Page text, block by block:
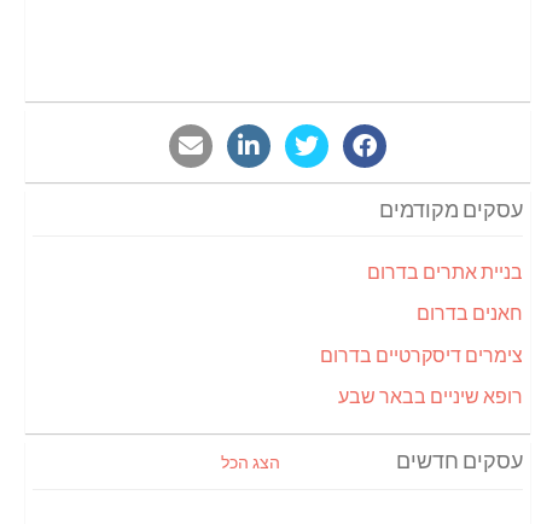
עסקים מקודמים
בניית אתרים בדרום
חאנים בדרום
צימרים דיסקרטיים בדרום
רופא שיניים בבאר שבע
עסקים חדשים הצג הכל